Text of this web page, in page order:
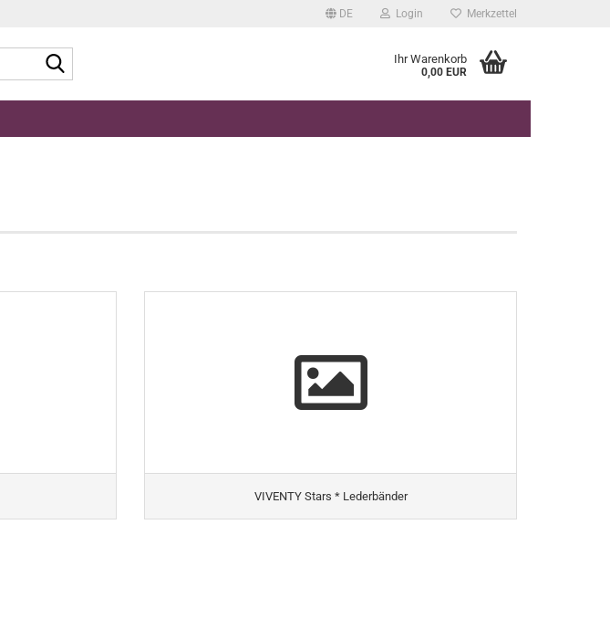
DE Login Merkzettel
Ihr Warenkorb
0,00 EUR
VIVENTY Stars * Lederbänder